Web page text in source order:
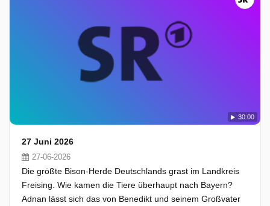
30:00
27 Juni 2026
27-06-2026
Die größte Bison-Herde Deutschlands grast im Landkreis
Freising. Wie kamen die Tiere überhaupt nach Bayern?
Adnan lässt sich das von Benedikt und seinem Großvater